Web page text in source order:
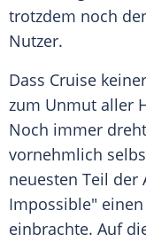
trotzdem noch
Nutzer.
Dass Cruise
zum Unmut aller
Noch immer
vornehmlich
neuesten Teil der
Impossible"
einbrachte. Auf